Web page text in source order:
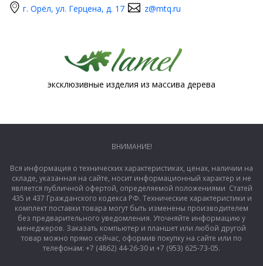
г. Орёл, ул. Герцена, д. 17 z@mtq.ru
эксклюзивные изделия из массива дерева
ВНИМАНИЕ!
Вся информация о технических характеристиках, ценах, наличии на
складе, указанная на сайте, носит информационный характер и не
является публичной офертой, определяемой положениями Статей
435 и 437 Гражданского кодекса РФ. Технические характеристики и
комплект поставки товара могут быть изменены производителем
без предварительного уведомления. Уточняйте информацию у
менеджеров. Заказать компьютер и планшет или любой другой
товар можно прямо сейчас, оформив покупку на сайте или по
телефонам: +7 (4862) 44-26-30 и +7 (953) 625-73-05.